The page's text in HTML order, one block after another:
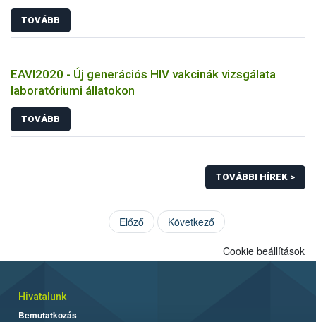
állatkísérletes és molekuláris biológiai eszközökkel
TOVÁBB
EAVI2020 - Új generációs HIV vakcinák vizsgálata
laboratóriumi állatokon
TOVÁBB
TOVÁBBI HÍREK >
Előző Következő
Cookie beállítások
Hivatalunk
Bemutatkozás